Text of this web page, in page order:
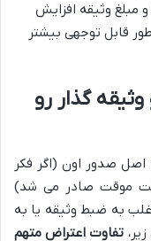
مبلغ وثیقه افزایش
قابل توجهی بیشتر
گذار رو
اصل صدور اون (اگر فکر
موقت صادر می شد)
به ضبط وثیقه یا به
تفاوت اعتراض متهم